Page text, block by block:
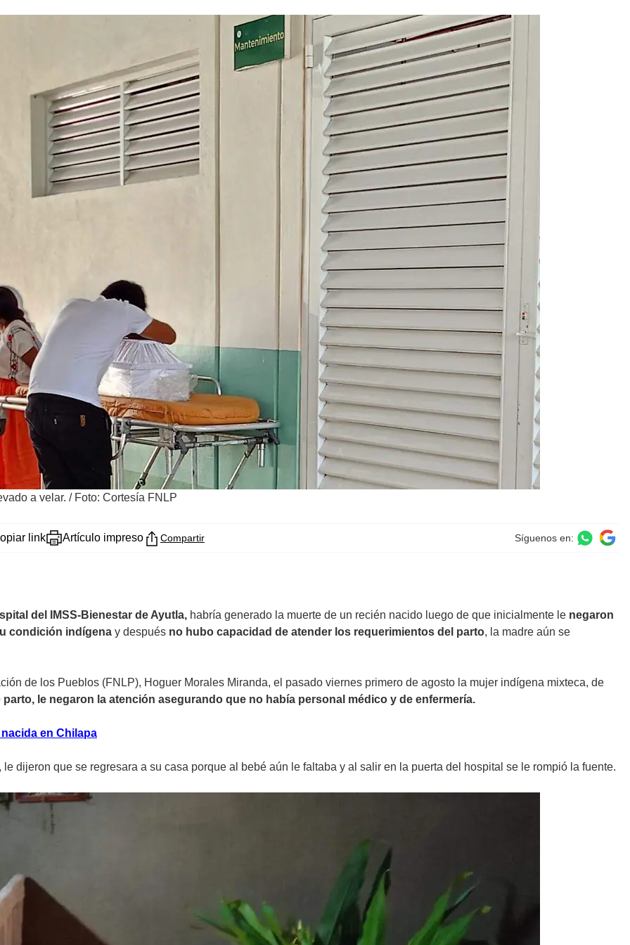
a velar. / Foto: Cortesía FNLP
link Artículo impreso Compartir Síguenos en:
del IMSS-Bienestar de Ayutla, habría generado la muerte de un recién nacido luego de que inicialmente le negaron
condición indígena y después no hubo capacidad de atender los requerimientos del parto, la madre aún se
de los Pueblos (FNLP), Hoguer Morales Miranda, el pasado viernes primero de agosto la mujer indígena mixteca, de
le negaron la atención asegurando que no había personal médico y de enfermería.
en Chilapa
dijeron que se regresara a su casa porque al bebé aún le faltaba y al salir en la puerta del hospital se le rompió la fuente.